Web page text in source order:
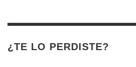
¿TE LO PERDISTE?